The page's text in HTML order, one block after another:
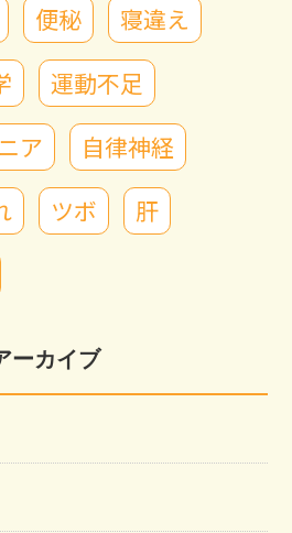
便秘
寝違え
運動不足
ア
自律神経
ツボ
肝
ーカイブ